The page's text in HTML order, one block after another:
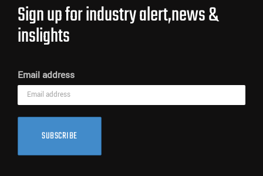
Sign up for industry alert,news &
inslights
Email address
SUBSCRIBE